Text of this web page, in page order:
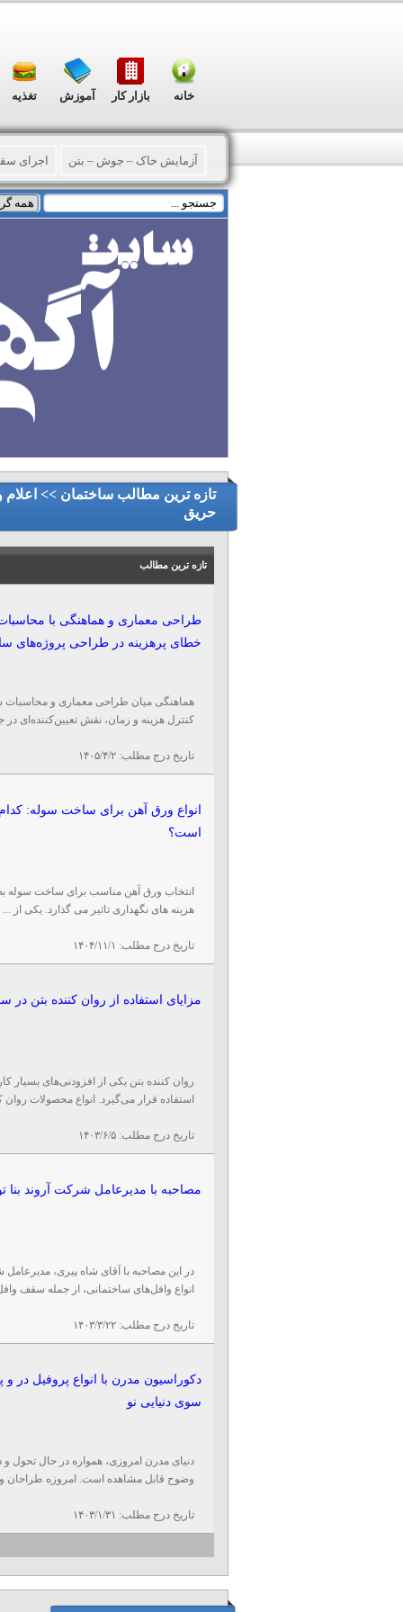
خانه بازار کار آموزش تغذیه
آزمایش خاک – جوش – بتن اجرای
پیمانکاری تخریب - خاکبرداری و
سقف و دیوار کاذب
نقشه – نظارت
برق و الکترونیک
گرمایشی – سرمایشی سایر خدمات
تازه ترین مطالب ساختمان >> اعلام
حریق
تازه ترین مطالب
خطای پرهزینه در طراحی پروژه‌های
هماهنگی میان طراحی معماری و محاسبات
کنترل هزینه و زمان، نقش تعیین‌کننده‌ای در
تاریخ درج مطلب:۱۴۰۵/۴/۲
انواع ورق آهن برای ساخت سوله:
است؟
انتخاب ورق آهن مناسب برای ساخت سوله
هزینه‌ های نگهداری تاثیر می‌ گذارد. یکی از ...
تاریخ درج مطلب: ۱۴۰۴/۱۱/۱
مزایای استفاده از روان کننده بتن
روان کننده بتن یکی از افزودنی‌های بسیار
استفاده قرار می‌گیرد. انواع محصولات روان
تاریخ درج مطلب:۱۴۰۳/۶/۵
مصاحبه با مدیرعامل شرکت آروند بنا
در این مصاحبه با آقای شاه‌ پیری،
انواع وافل‌های ساختمانی، از جمله سقف
تاریخ درج مطلب:۱۴۰۳/۳/۲۲
دکوراسیون مدرن با انواع پروفیل در و
سوی دنیایی نو
دنیای مدرن امروزی، همواره در حال تحول
وضوح قابل مشاهده است. امروزه طراحان
تاریخ درج مطلب: ۱۴۰۳/۱/۳۱